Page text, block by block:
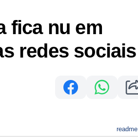
fica nu em
redes sociais
readme